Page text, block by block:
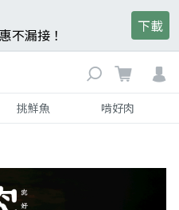
不漏接！
下載
挑鮮魚 啃好肉